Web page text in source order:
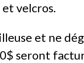
velcros.
et ne
seront